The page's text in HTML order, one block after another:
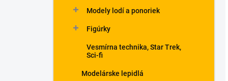
Modely lodí a ponoriek
Figúrky
Vesmírna technika, Star Trek,
Sci-fi
Modelárske lepidlá